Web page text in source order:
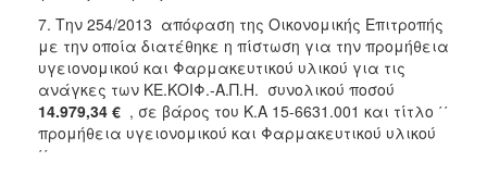
7. Την 254/2013 απόφαση της Οικονομικής Επιτροπής
με την οποία διατέθηκε η πίστωση για την προμήθεια
υγειονομικού και Φαρμακευτικού υλικού για τις
ανάγκες των ΚΕ.ΚΟΙΦ.-Α.Π.Η. συνολικού ποσού
14.979,34 € , σε βάρος του Κ.Α 15-6631.001 και τίτλο ΄΄
προμήθεια υγειονομικού και Φαρμακευτικού υλικού
΄΄